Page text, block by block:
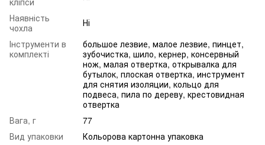
Наявність
чохла
Ні
Інструменти в
комплекті
большое лезвие, малое лезвие, пинцет,
зубочистка, шило, кернер, консервный
нож, малая отвертка, открывалка для
бутылок, плоская отвертка, инструмент
для снятия изоляции, кольцо для
подвеса, пила по дереву, крестовидная
отвертка
Вага, г
77
Вид упаковки
Кольорова картонна упаковка